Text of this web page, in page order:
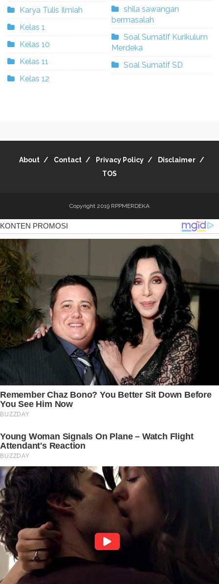
Karya Tulis Ilmiah
Kelas 1
Kelas 10
Kelas 11
Kelas 12
shila sawangan
bermasalah
Soal Sumatif Kurikulum
Merdeka
Soal Sumatif SD
About Contact Privacy Policy
Disclaimer
TOS
Copyright 2019 RPPMERDEKA